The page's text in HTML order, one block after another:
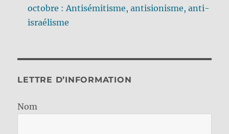
octobre : Antisémitisme, antisionisme, anti-
israélisme
LETTRE D’INFORMATION
Nom